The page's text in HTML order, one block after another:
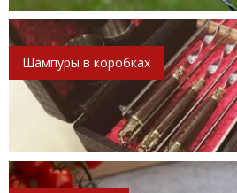
Шампуры в коробках